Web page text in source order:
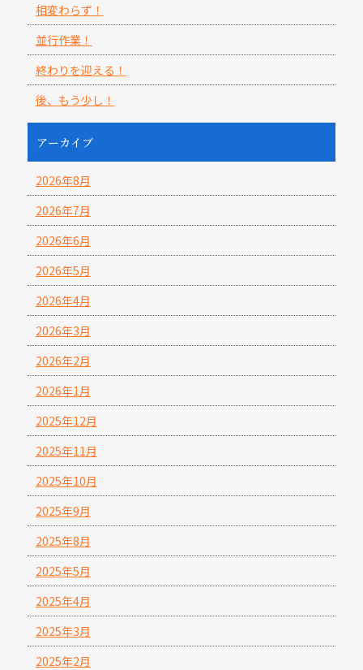
相変わらず！
並行作業！
終わりを迎える！
後、もう少し！
アーカイブ
2026年8月
2026年7月
2026年6月
2026年5月
2026年4月
2026年3月
2026年2月
2026年1月
2025年12月
2025年11月
2025年10月
2025年9月
2025年8月
2025年5月
2025年4月
2025年3月
2025年2月